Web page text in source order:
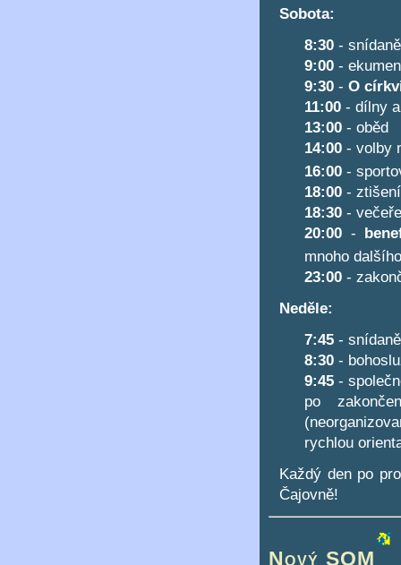
Sobota:
8:30 - snídaně
9:00 -
9:30 - O
11:00 - dílny
13:00 - oběd
14:00 - volby
16:00 -
18:00 - ztišení
18:30 - večeře
20:00 -
mnoho
23:00 -
Neděle:
7:45 - snídaně
8:30 -
9:45 -
po
rychlou
Každý den po
Čajovně!
Nový SOM